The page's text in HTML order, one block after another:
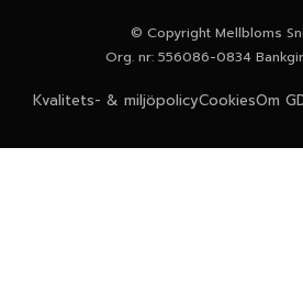
© Copyright Mellbloms
Org. nr: 556086-0834
Kvalitets- & miljöpolicyCookiesOm